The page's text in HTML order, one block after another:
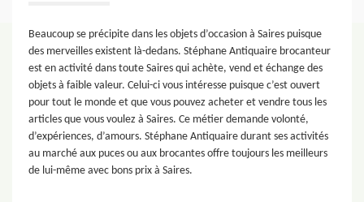
Beaucoup se précipite dans les objets d’occasion à Saires puisque
des merveilles existent là-dedans. Stéphane Antiquaire brocanteur
est en activité dans toute Saires qui achète, vend et échange des
objets à faible valeur. Celui-ci vous intéresse puisque c’est ouvert
pour tout le monde et que vous pouvez acheter et vendre tous les
articles que vous voulez à Saires. Ce métier demande volonté,
d’expériences, d’amours. Stéphane Antiquaire durant ses activités
au marché aux puces ou aux brocantes offre toujours les meilleurs
de lui-même avec bons prix à Saires.